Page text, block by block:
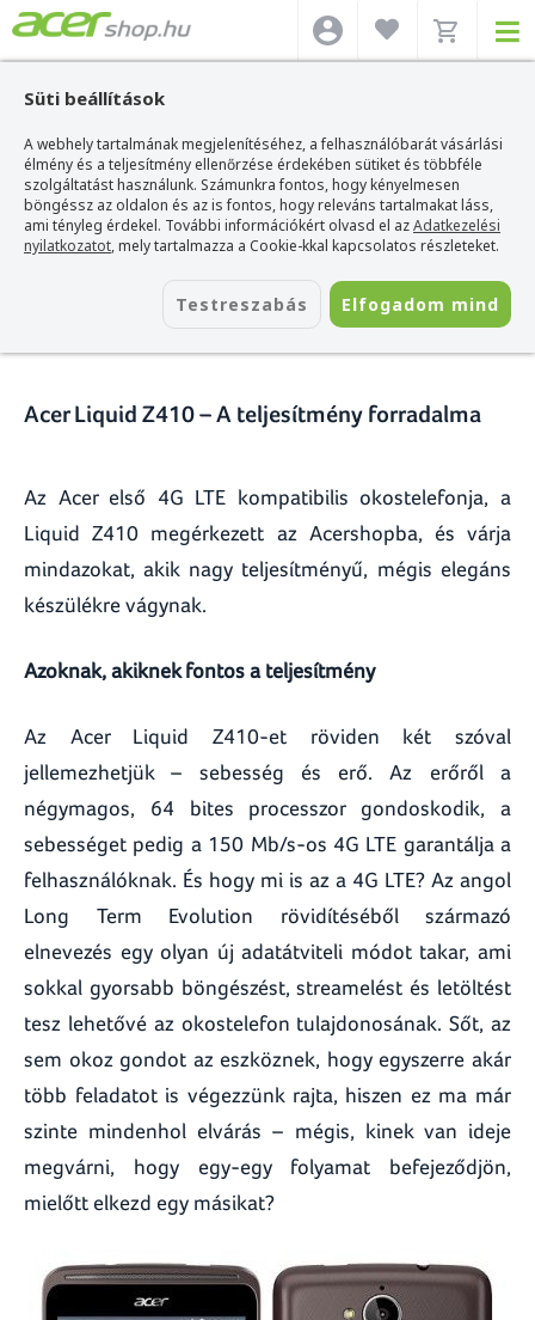
Süti beállítások
A webhely tartalmának megjelenítéséhez, a felhasználóbarát vásárlási
élmény és a teljesítmény ellenőrzése érdekében sütiket és többféle
szolgáltatást használunk. Számunkra fontos, hogy kényelmesen
böngéssz az oldalon és az is fontos, hogy releváns tartalmakat láss,
ami tényleg érdekel. További információkért olvasd el azAdatkezelési
nyilatkozatot, mely tartalmazza a Cookie-kkal kapcsolatos részleteket.
Testreszabás Elfogadom mind
Acer webshop>Hírek>Acer Liquid Z410 – A teljesítmény forradalma
Acer Liquid Z410 – A
teljesítmény forradalma
Acer Liquid Z410 – A teljesítmény forradalma
Az Acer első 4G LTE kompatibilis okostelefonja, a
Liquid Z410 megérkezett az Acershopba, és várja
mindazokat, akik nagy teljesítményű, mégis elegáns
készülékre vágynak.
Azoknak, akiknek fontos a teljesítmény
Az Acer Liquid Z410-et röviden két szóval
jellemezhetjük – sebesség és erő. Az erőről a
négymagos, 64 bites processzor gondoskodik, a
sebességet pedig a 150 Mb/s-os 4G LTE garantálja a
felhasználóknak. És hogy mi is az a 4G LTE? Az angol
Long Term Evolution rövidítéséből származó
elnevezés egy olyan új adatátviteli módot takar, ami
sokkal gyorsabb böngészést, streamelést és letöltést
tesz lehetővé az okostelefon tulajdonosának. Sőt, az
sem okoz gondot az eszköznek, hogy egyszerre akár
több feladatot is végezzünk rajta, hiszen ez ma már
szinte mindenhol elvárás – mégis, kinek van ideje
megvárni, hogy egy-egy folyamat befejeződjön,
mielőtt elkezd egy másikat?